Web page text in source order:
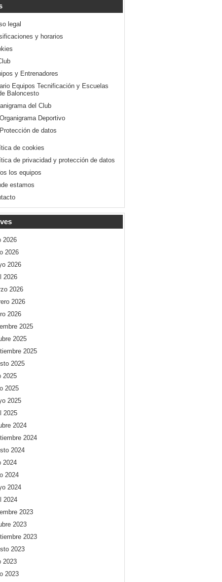
legal
y horarios
y Entrenadores
Equipos Tecnificación y Escuelas
Baloncesto
del Club
Organigrama Deportivo
Protección de datos
de cookies
de privacidad y protección de datos
los equipos
estamos
2026
2026
2026
2026
2026
2026
2026
2025
2025
2025
2025
2025
2025
2025
2025
2024
2024
2024
2024
2024
2024
2024
2023
2023
2023
2023
2023
2023